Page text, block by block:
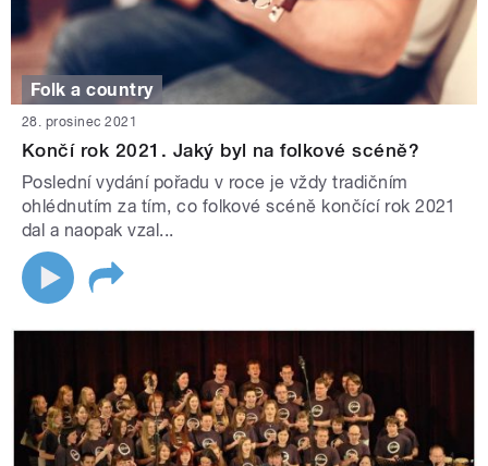
Folk a country
28. prosinec 2021
Končí rok 2021. Jaký byl na folkové scéně?
Poslední vydání pořadu v roce je vždy tradičním
ohlédnutím za tím, co folkové scéně končící rok 2021
dal a naopak vzal...